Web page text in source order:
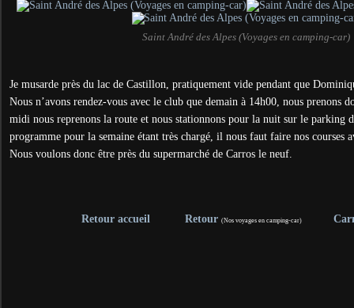
Saint André des Alpes (Voyages en camping-car)
Je musarde près du lac de Castillon, pratiquement vide pendant que
Nous n’avons rendez-vous avec le club que demain à 14h00, nous prenons
midi nous reprenons la route et nous stationnons pour la nuit sur le parking
programme pour la semaine étant très chargé, il nous faut faire nos courses
Nous voulons donc être près du supermarché de Carros le neuf.
Retour accueil Retour (Nos voyages en camping-car)